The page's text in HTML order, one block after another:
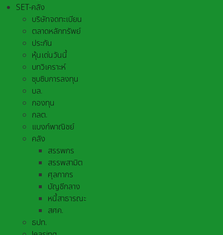
SET-คลัง
บริษัทจดทะเบียน
ตลาดหลักทรัพย์
ประกัน
หุ้นเด่นวันนี้
บทวิเคราะห์
ซุบซิบการลงทุน
บล.
กองทุน
กลต.
แบงก์พาณิชย์
คลัง
สรรพกร
สรรพสามิต
ศุลกากร
บัญชีกลาง
หนี้สาธารณะ
สศค.
ธปท.